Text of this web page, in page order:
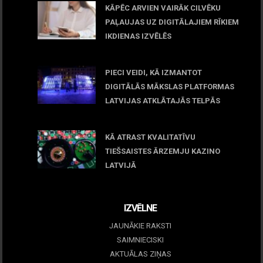
KĀPĒC ARVIEN VAIRĀK CILVĒKU
PAĻAUJAS UZ DIGITĀLAJIEM RĪKIEM
IKDIENAS IZVĒLĒS
PIECI VEIDI, KĀ IZMANTOT
DIGITĀLĀS MĀKSLAS PLATFORMAS
LATVIJAS ATKLĀTAJĀS TELPĀS
KĀ ATRAST KVALITATĪVU
TIEŠSAISTES ĀRZEMJU KAZINO
LATVIJĀ
IZVĒLNE
JAUNĀKIE RAKSTI
SAIMNIECISKI
AKTUĀLAS ZIŅAS